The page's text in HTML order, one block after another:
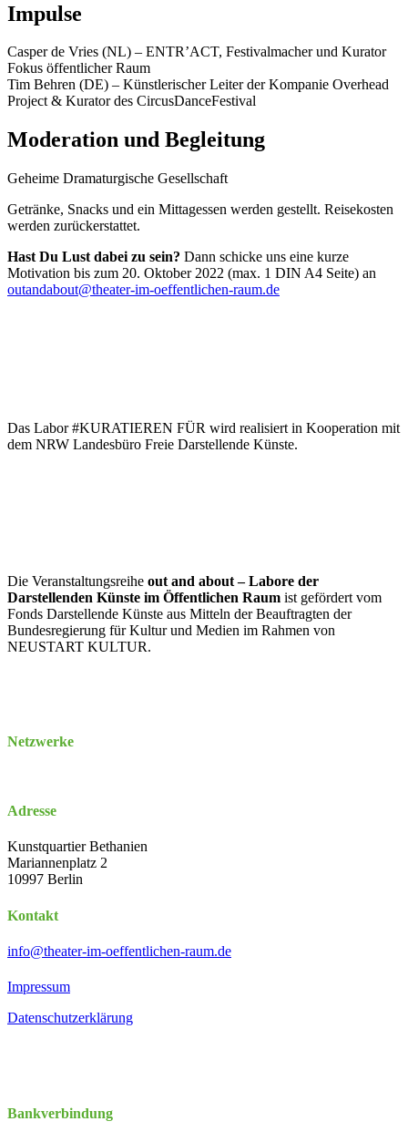
Impulse
Casper de Vries (NL) – ENTR’ACT, Festivalmacher und Kurator
Fokus öffentlicher Raum
Tim Behren (DE) – Künstlerischer Leiter der Kompanie Overhead
Project & Kurator des CircusDanceFestival
Moderation und Begleitung
Geheime Dramaturgische Gesellschaft
Getränke, Snacks und ein Mittagessen werden gestellt. Reisekosten
werden zurückerstattet.
Hast Du Lust dabei zu sein? Dann schicke uns eine kurze
Motivation bis zum 20. Oktober 2022 (max. 1 DIN A4 Seite) an
outandabout@theater-im-oeffentlichen-raum.de
Das Labor #KURATIEREN FÜR wird realisiert in Kooperation mit
dem NRW Landesbüro Freie Darstellende Künste.
Die Veranstaltungsreihe out and about –Labore der
Darstellenden Künste im Öffentlichen Raum ist gefördert vom
Fonds Darstellende Künste aus Mitteln der Beauftragten der
Bundesregierung für Kultur und Medien im Rahmen von
NEUSTART KULTUR.
Netzwerke
Adresse
Kunstquartier Bethanien
Mariannenplatz 2
10997 Berlin
Kontakt
info@theater-im-oeffentlichen-raum.de
Impressum
Datenschutzerklärung
Bankverbindung